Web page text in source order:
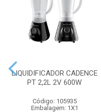
LIQUIDIFICADOR CADENCE
PT 2,2L 2V 600W
Código: 105935
Embalagem: 1X1